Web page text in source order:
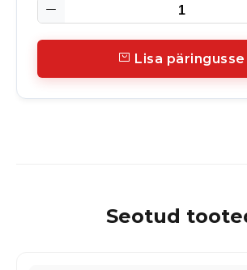
Lisa päringusse
Seotud